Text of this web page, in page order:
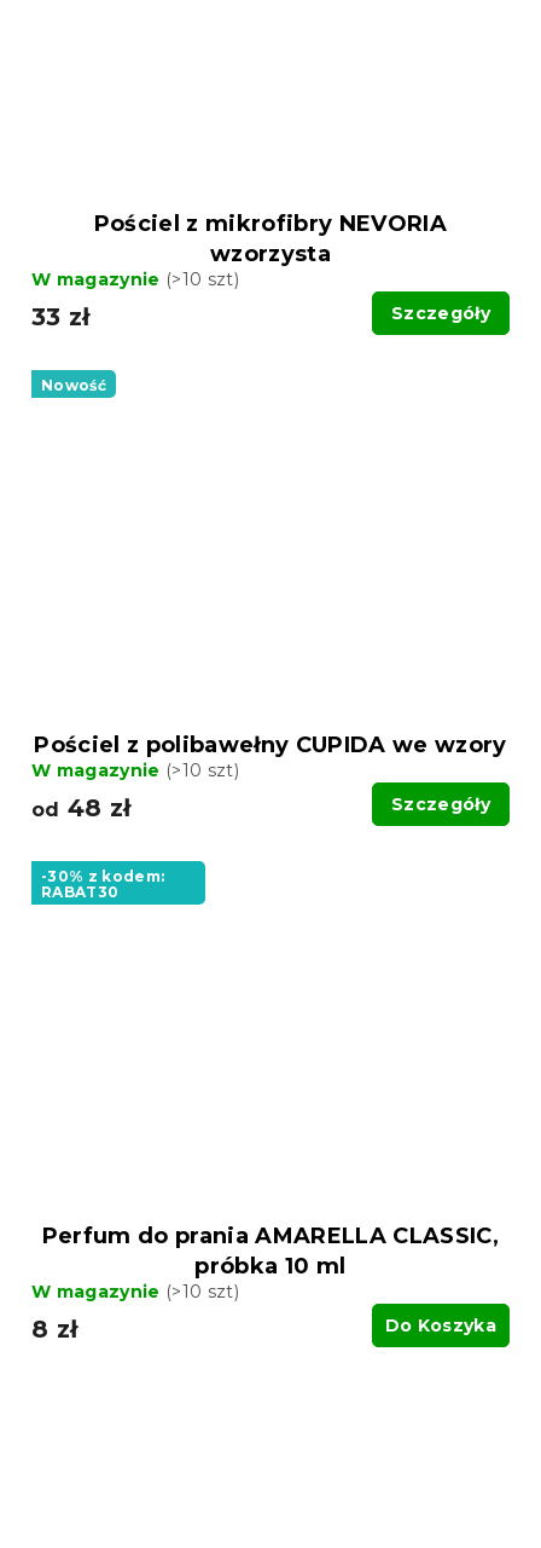
Pościel z mikrofibry NEVORIA
wzorzysta
W magazynie (>10 szt)
33 zł Szczegóły
Nowość
Pościel z polibawełny CUPIDA we wzory
W magazynie (>10 szt)
od 48 zł Szczegóły
-30% z kodem:
RABAT30
Perfum do prania AMARELLA CLASSIC,
próbka 10 ml
W magazynie (>10 szt)
8 zł Do Koszyka